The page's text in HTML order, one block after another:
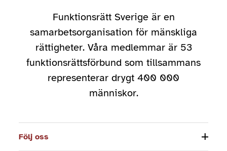
Funktionsrätt Sverige är en
samarbetsorganisation för mänskliga
rättigheter. Våra medlemmar är 53
funktionsrättsförbund som tillsammans
representerar drygt 400 000
människor.
Följ oss